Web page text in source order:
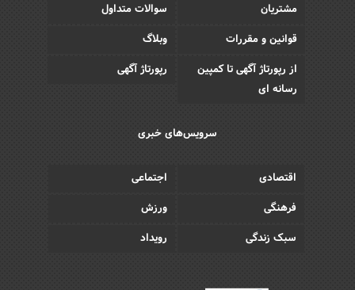
مشتریان
سوالات متداول
قوانین و مقررات
وبلاگ
از رپورتاژ آگهی تا کمپین
رسانه ای
رپورتاژ آگهی
سرویس‌های خبری
اقتصادی
اجتماعی
فرهنگی
ورزش
سبک زندگی
رویداد